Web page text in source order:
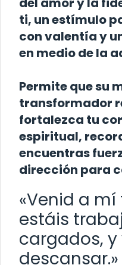
ti, un estímulo
con valentía y
en medio de la
Permite que su
transformador
fortalezca tu
espiritual,
encuentras
dirección para
«Venid a
estáis
cargados, y
descansar.»